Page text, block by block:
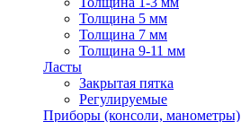
Толщина 5 мм
Толщина 7 мм
Толщина 9-11 мм
Ласты
Закрытая пятка
Регулируемые
Приборы (консоли, манометры)